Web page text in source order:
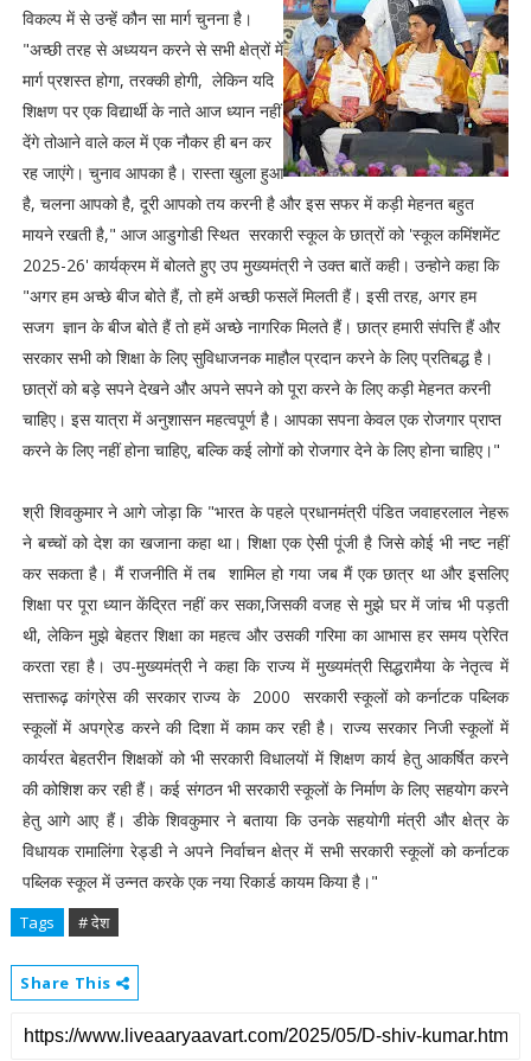
विकल्प में से उन्हें कौन सा मार्ग चुनना है।
"अच्छी तरह से अध्ययन करने से सभी क्षेत्रों में
मार्ग प्रशस्त होगा, तरक्की होगी, लेकिन यदि
शिक्षण पर एक विद्यार्थी के नाते आज ध्यान नहीं
देंगे तोआने वाले कल में एक नौकर ही बन कर
रह जाएंगे। चुनाव आपका है। रास्ता खुला हुआ
है, चलना आपको है, दूरी आपको तय करनी है और इस सफर में कड़ी मेहनत बहुत
मायने रखती है," आज आडुगोडी स्थित सरकारी स्कूल के छात्रों को 'स्कूल कमिंशमेंट
2025-26' कार्यक्रम में बोलते हुए उप मुख्यमंत्री ने उक्त बातें कही। उन्होने कहा कि
"अगर हम अच्छे बीज बोते हैं, तो हमें अच्छी फसलें मिलती हैं। इसी तरह, अगर हम
सजग ज्ञान के बीज बोते हैं तो हमें अच्छे नागरिक मिलते हैं। छात्र हमारी संपत्ति हैं और
सरकार सभी को शिक्षा के लिए सुविधाजनक माहौल प्रदान करने के लिए प्रतिबद्ध है।
छात्रों को बड़े सपने देखने और अपने सपने को पूरा करने के लिए कड़ी मेहनत करनी
चाहिए। इस यात्रा में अनुशासन महत्वपूर्ण है। आपका सपना केवल एक रोजगार प्राप्त
करने के लिए नहीं होना चाहिए, बल्कि कई लोगों को रोजगार देने के लिए होना चाहिए।"
श्री शिवकुमार ने आगे जोड़ा कि "भारत के पहले प्रधानमंत्री पंडित जवाहरलाल नेहरू
ने बच्चों को देश का खजाना कहा था। शिक्षा एक ऐसी पूंजी है जिसे कोई भी नष्ट नहीं
कर सकता है। मैं राजनीति में तब शामिल हो गया जब मैं एक छात्र था और इसलिए
शिक्षा पर पूरा ध्यान केंद्रित नहीं कर सका,जिसकी वजह से मुझे घर में जांच भी पड़ती
थी, लेकिन मुझे बेहतर शिक्षा का महत्व और उसकी गरिमा का आभास हर समय प्रेरित
करता रहा है। उप-मुख्यमंत्री ने कहा कि राज्य में मुख्यमंत्री सिद्धरामैया के नेतृत्व में
सत्तारूढ़ कांग्रेस की सरकार राज्य के 2000 सरकारी स्कूलों को कर्नाटक पब्लिक
स्कूलों में अपग्रेड करने की दिशा में काम कर रही है। राज्य सरकार निजी स्कूलों में
कार्यरत बेहतरीन शिक्षकों को भी सरकारी विधालयों में शिक्षण कार्य हेतु आकर्षित करने
की कोशिश कर रही हैं। कई संगठन भी सरकारी स्कूलों के निर्माण के लिए सहयोग करने
हेतु आगे आए हैं। डीके शिवकुमार ने बताया कि उनके सहयोगी मंत्री और क्षेत्र के
विधायक रामालिंगा रेड्डी ने अपने निर्वाचन क्षेत्र में सभी सरकारी स्कूलों को कर्नाटक
पब्लिक स्कूल में उन्नत करके एक नया रिकार्ड कायम किया है।"
Tags # देश
Share This